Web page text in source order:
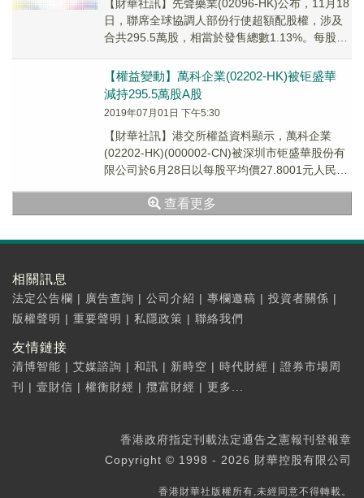
【財華社訊】先聲藥業(02096-HK)公布，11月18
日，聯席全球協調人部份行使超額配股權，涉及
合共295.5萬股，相當於發售總數1.13%。每股作
【權益變動】萬科企業(02202-HK)被钜盛華
減持295.5萬股A股
2019年07月01日 下午5:30
【財華社訊】港交所權益資料顯示，萬科企業
(02202-HK)(000002-CN)被深圳市钜盛華股份有
限公司於6月28日以每股平均價27.8001元人民幣
查看更多
相關訊息
法定公告欄 | 廣告查詢 | 公司介紹 | 專欄邀稿 | 投資者關係 |
版權聲明 | 重要聲明 | 私隱政策 | 聯絡我們
友情鏈接
清博智能 | 艾媒諮詢 | 和訊 | 新時空 | 時代財經 | 證券市場周
刊
| 壹財信 | 權衡財經 | 攬富財經 | 更多...
香港政府指定刊載法定通告之憲報刊登報章
Copyright © 1998 - 2026 財華控股有限公司
香港財華社版權所有,未經同意不得轉載。